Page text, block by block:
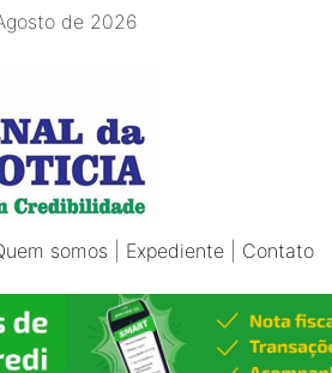
de 2026
somos Expediente Contato